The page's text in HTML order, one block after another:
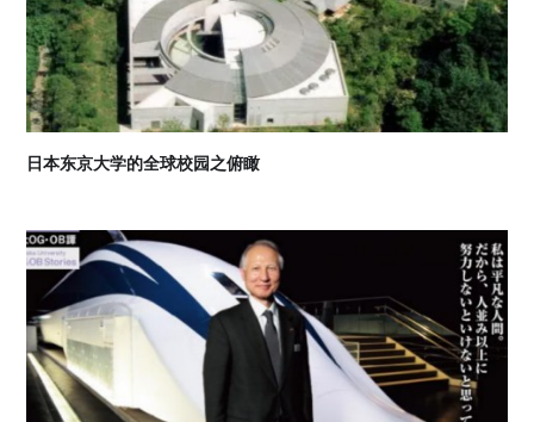
日本东京大学的全球校园之俯瞰
07
2026-08